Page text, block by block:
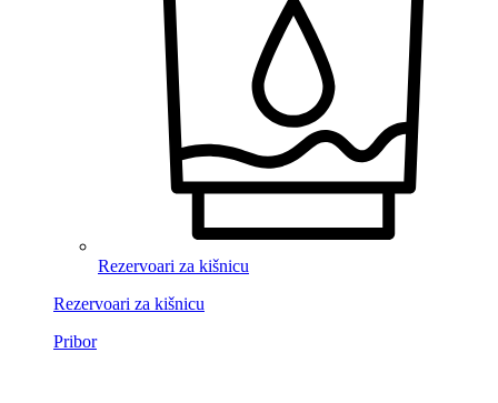
Rezervoari za kišnicu
Rezervoari za kišnicu
Pribor